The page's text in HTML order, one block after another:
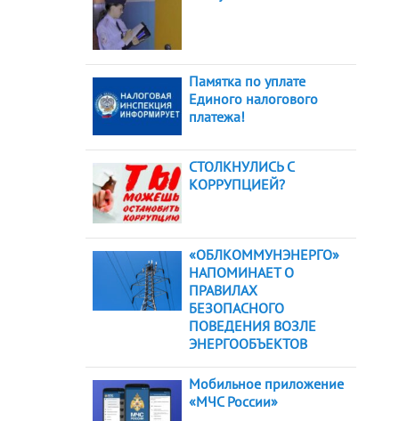
Памятка по уплате
Единого налогового
платежа!
СТОЛКНУЛИСЬ С
КОРРУПЦИЕЙ?
«ОБЛКОММУНЭНЕРГО»
НАПОМИНАЕТ О
ПРАВИЛАХ
БЕЗОПАСНОГО
ПОВЕДЕНИЯ ВОЗЛЕ
ЭНЕРГООБЪЕКТОВ
Мобильное приложение
«МЧС России»